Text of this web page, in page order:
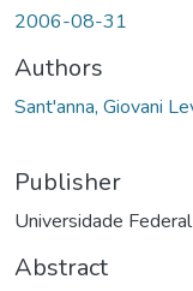
2006-08-31
Authors
Sant'anna, Giovani
Publisher
Universidade
Abstract